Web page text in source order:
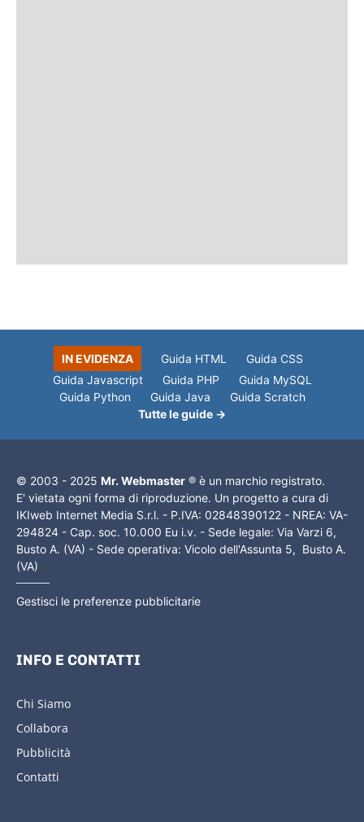
IN EVIDENZA Guida HTML
Guida CSS
Guida Javascript
Guida PHP
Guida MySQL
Guida Python
Guida Java
Guida Scratch
Tutte le guide →
© 2003 - 2025 Mr. Webmaster ® è un marchio registrato.
E' vietata ogni forma di riproduzione. Un progetto a cura di
IKIweb Internet Media S.r.l. - P.IVA: 02848390122 - NREA: VA-
294824 - Cap. soc. 10.000 Eu i.v. - Sede legale: Via Varzi 6,
Busto A. (VA) - Sede operativa: Vicolo dell'Assunta 5, Busto A.
(VA)
Gestisci le preferenze pubblicitarie
INFO E CONTATTI
Chi Siamo
Collabora
Pubblicità
Contatti